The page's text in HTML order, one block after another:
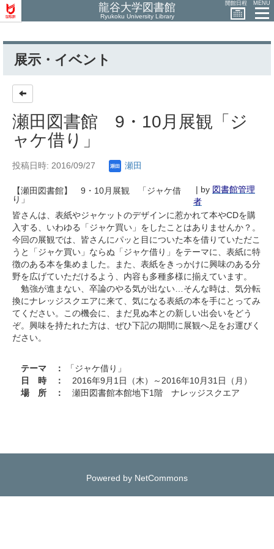
龍谷大学図書館
Ryukoku University Library
開館日程 MENU
展示・イベント
瀬田図書館 9・10月展観「ジ
ャケ借り」
投稿日時: 2016/09/27 瀬田
【瀬田図書館】 9・10月展観 「ジャケ借
り」
| by 図書館管理
者
皆さんは、表紙やジャケットのデザインに惹かれて本やCDを購
入する、いわゆる「ジャケ買い」をしたことはありませんか？。
今回の展観では、皆さんにパッと目についた本を借りていただこ
うと「ジャケ買い」ならぬ「ジャケ借り」をテーマに、表紙に特
徴のある本を集めました。また、表紙をきっかけに興味のある分
野を広げていただけるよう、内容も多種多様に揃えています。
勉強が進まない、卒論のやる気が出ない…そんな時は、気分転
換にナレッジスクエアに来て、気になる表紙の本を手にとってみ
てください。この機会に、まだ見ぬ本との新しい出会いをどう
ぞ。興味を持たれた方は、ぜひ下記の期間に展観へ足をお運びく
ださい。
テーマ ：
「ジャケ借り」
日 時 ：
2016年9月1日（木）～2016年10月31日（月）
場 所 ：
瀬田図書館本館地下1階 ナレッジスクエア
Powered by NetCommons